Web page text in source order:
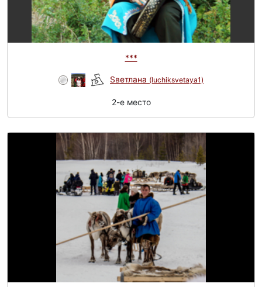
***
Sветлана (luchiksvetaya1)
2-e место